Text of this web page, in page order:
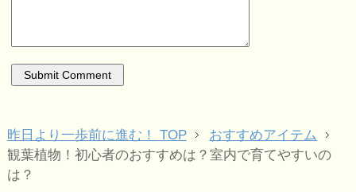
昨日より一歩前に進む！ TOP
おすすめアイテム
観葉植物！初心者のおすすめは？室内で育てやすいの
は？